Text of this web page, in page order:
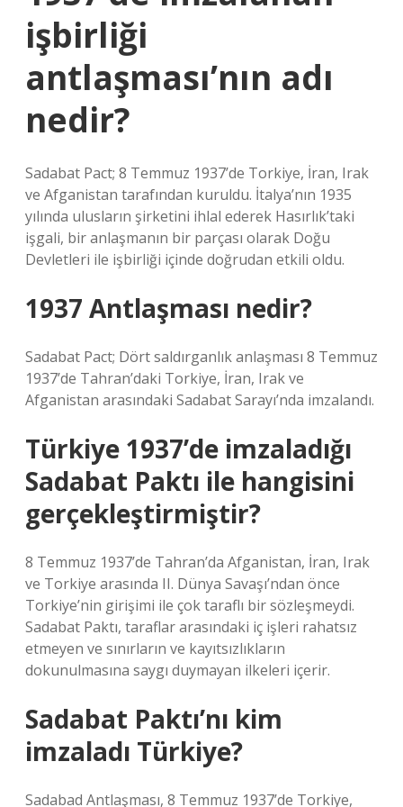
işbirliği
antlaşması’nın adı
nedir?
Sadabat Pact; 8 Temmuz 1937’de Torkiye, İran, Irak
ve Afganistan tarafından kuruldu. İtalya’nın 1935
yılında ulusların şirketini ihlal ederek Hasırlık’taki
işgali, bir anlaşmanın bir parçası olarak Doğu
Devletleri ile işbirliği içinde doğrudan etkili oldu.
1937 Antlaşması nedir?
Sadabat Pact; Dört saldırganlık anlaşması 8 Temmuz
1937’de Tahran’daki Torkiye, İran, Irak ve
Afganistan arasındaki Sadabat Sarayı’nda imzalandı.
Türkiye 1937’de imzaladığı
Sadabat Paktı ile hangisini
gerçekleştirmiştir?
8 Temmuz 1937’de Tahran’da Afganistan, İran, Irak
ve Torkiye arasında II. Dünya Savaşı’ndan önce
Torkiye’nin girişimi ile çok taraflı bir sözleşmeydi.
Sadabat Paktı, taraflar arasındaki iç işleri rahatsız
etmeyen ve sınırların ve kayıtsızlıkların
dokunulmasına saygı duymayan ilkeleri içerir.
Sadabat Paktı’nı kim
imzaladı Türkiye?
Sadabad Antlaşması, 8 Temmuz 1937’de Torkiye,